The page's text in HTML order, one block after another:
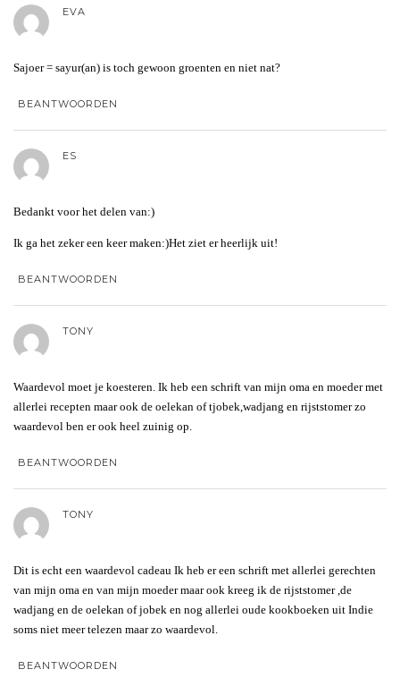
EVA
Sajoer = sayur(an) is toch gewoon groenten en niet nat?
BEANTWOORDEN
ES
Bedankt voor het delen van:)
Ik ga het zeker een keer maken:)Het ziet er heerlijk uit!
BEANTWOORDEN
TONY
Waardevol moet je koesteren. Ik heb een schrift van mijn oma en moeder met
allerlei recepten maar ook de oelekan of tjobek,wadjang en rijststomer zo
waardevol ben er ook heel zuinig op.
BEANTWOORDEN
TONY
Dit is echt een waardevol cadeau Ik heb er een schrift met allerlei gerechten
van mijn oma en van mijn moeder maar ook kreeg ik de rijststomer ,de
wadjang en de oelekan of jobek en nog allerlei oude kookboeken uit Indie
soms niet meer telezen maar zo waardevol.
BEANTWOORDEN